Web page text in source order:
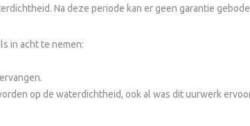
Na deze periode kan er geen garantie
in acht te nemen:
op de waterdichtheid, ook al was dit uurwerk